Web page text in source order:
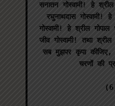
सनातन गोस्वामी! हे
रघुनाथदास गोस्वामी!
गोस्वामी! हे श्रील गोपाल भट्‌ट गोस्वामी! हे
जीव गोस्वामी! तथा
सब मुझपर कृपा कीजिए,
चरणों की